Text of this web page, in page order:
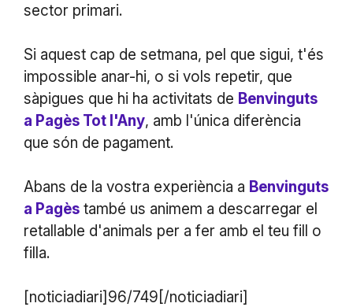
sector primari.
Si aquest cap de setmana, pel que sigui, t'és
impossible anar-hi, o si vols repetir, que
sàpigues que hi ha activitats de Benvinguts
a Pagès Tot l'Any, amb l'única diferència
que són de pagament.
Abans de la vostra experiència a Benvinguts
a Pagès també us animem a descarregar el
retallable d'animals per a fer amb el teu fill o
filla.
[noticiadiari]96/749[/noticiadiari]